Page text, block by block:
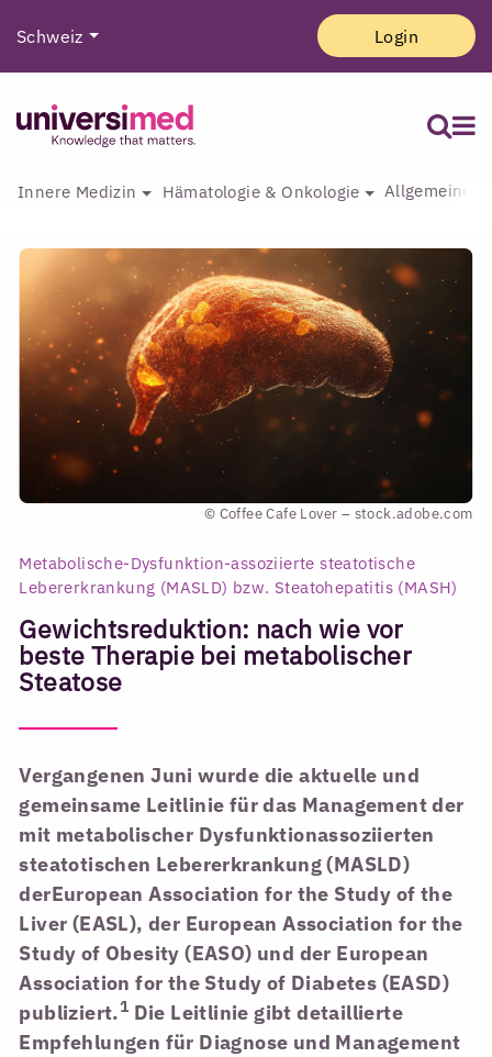
Schweiz Login
Innere Medizin Hämatologie & Onkologie Allgemeine
© Coffee Cafe Lover – stock.adobe.com
Metabolische-Dysfunktion-assoziierte steatotische
Lebererkrankung (MASLD) bzw. Steatohepatitis (MASH)
Gewichtsreduktion: nach wie vor
beste Therapie bei metabolischer
Steatose
Vergangenen Juni wurde die aktuelle und
gemeinsame Leitlinie für das Management der
mit metabolischer Dysfunktionassoziierten
steatotischen Lebererkrankung (MASLD)
derEuropean Association for the Study of the
Liver (EASL), der European Association for the
Study of Obesity (EASO) und der European
Association for the Study of Diabetes (EASD)
publiziert.1 Die Leitlinie gibt detaillierte
Empfehlungen für Diagnose und Management